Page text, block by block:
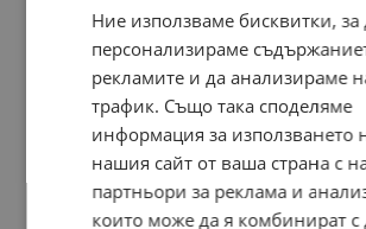
Ние използваме бисквитки, за
персонализираме
рекламите и да анализираме
трафик. Също така споделяме
информация за използването
нашия сайт от ваша страна с
партньори за реклама и
които може да я комбинират с